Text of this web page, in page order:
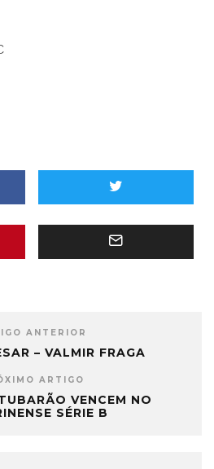
ANTERIOR
– VALMIR FRAGA
ARTIGO
VENCEM NO
SÉRIE B